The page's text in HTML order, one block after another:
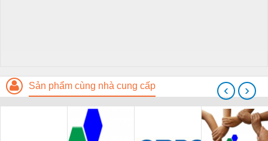
Sản phẩm cùng nhà cung cấp ‹ ›